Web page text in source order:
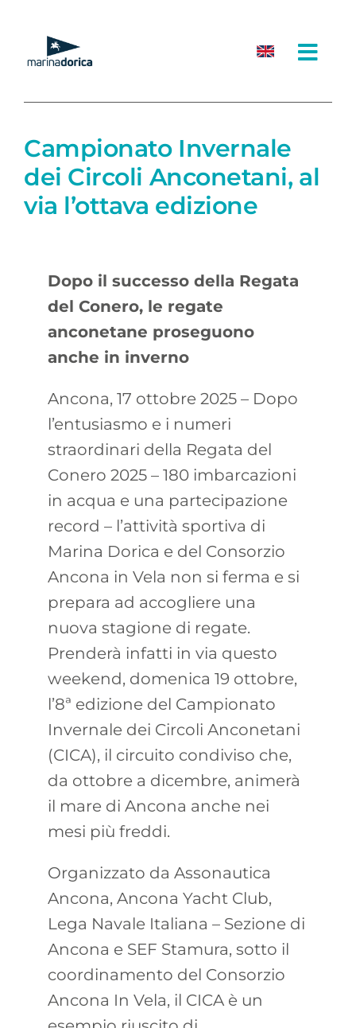
contenuto
Campionato Invernale
dei Circoli Anconetani, al
via l’ottava edizione
Dopo il successo della Regata
del Conero, le regate
anconetane proseguono
anche in inverno
Ancona, 17 ottobre 2025 – Dopo
l’entusiasmo e i numeri
straordinari della Regata del
Conero 2025 – 180 imbarcazioni
in acqua e una partecipazione
record – l’attività sportiva di
Marina Dorica e del Consorzio
Ancona in Vela non si ferma e si
prepara ad accogliere una
nuova stagione di regate.
Prenderà infatti in via questo
weekend, domenica 19 ottobre,
l’8ª edizione del Campionato
Invernale dei Circoli Anconetani
(CICA), il circuito condiviso che,
da ottobre a dicembre, animerà
il mare di Ancona anche nei
mesi più freddi.
Organizzato da Assonautica
Ancona, Ancona Yacht Club,
Lega Navale Italiana – Sezione di
Ancona e SEF Stamura, sotto il
coordinamento del Consorzio
Ancona In Vela, il CICA è un